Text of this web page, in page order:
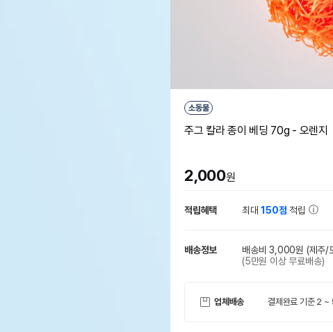
소동물
주그 칼라 종이 베딩 70g - 오렌지
2,000원
적립혜택 최대150점 적립
배송정보 배송비 3,000원 (제주/
(5만원 이상 무료배송)
업체배송 결제완료 기준 2 ~